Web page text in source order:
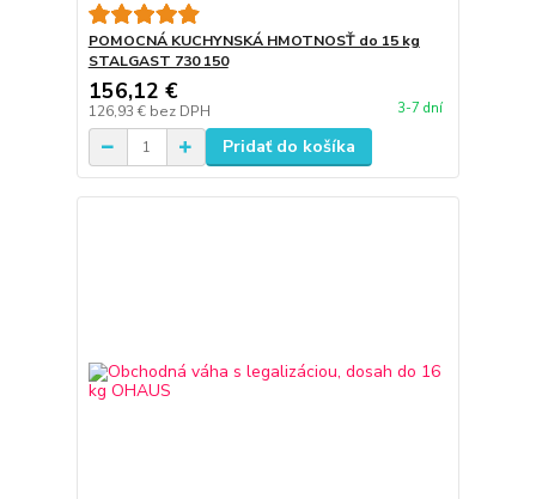
POMOCNÁ KUCHYNSKÁ HMOTNOSŤ do 15 kg
STALGAST 730 150
156,12 €
126,93 € bez DPH 3-7 dní
Pridať do košíka